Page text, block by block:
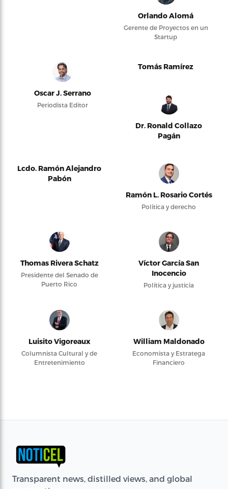
Orlando Alomá
Gerente de Proyectos en un
Startup
Oscar J. Serrano
Periodista Editor
Tomás Ramírez
Dr. Ronald Collazo
Pagán
Lcdo. Ramón Alejandro
Pabón
Ramón L. Rosario Cortés
Política y derecho
Thomas Rivera Schatz
Presidente del Senado de
Puerto Rico
Víctor García San
Inocencio
Política y justicia
Luisito Vigoreaux
Columnista Cultural y de
Entretenimiento
William Maldonado
Economista y Estratega
Financiero
Transparent news, distilled views, and global